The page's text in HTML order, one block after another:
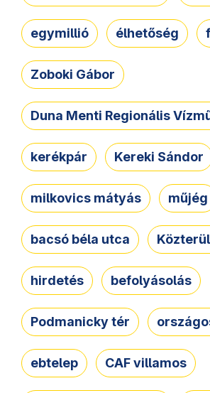
egymillió élhetőség
Zoboki Gábor
Duna Menti Regionális
kerékpár Kereki Sándor
milkovics mátyás műjég
bacsó béla utca
hirdetés befolyásolás
Podmanicky tér
ebtelep CAF villamos